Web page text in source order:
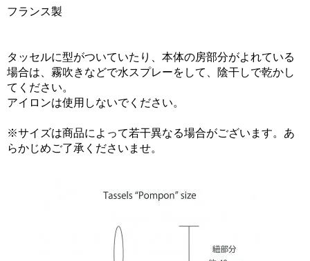
フランス製
タッセルに型がついていたり、本体の房部分がよれている
場合は、霧吹きなどで水スプレーをして、陰干しで乾かし
てください。
アイロンは使用しないでください。
※サイズは商品によって若干異なる場合がございます。あ
らかじめご了承くださいませ。